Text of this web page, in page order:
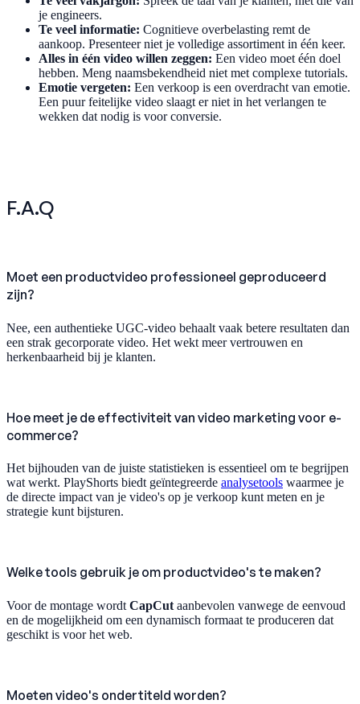
je engineers.
Te veel informatie: Cognitieve overbelasting remt de
aankoop. Presenteer niet je volledige assortiment in één keer.
Alles in één video willen zeggen: Een video moet één doel
hebben. Meng naamsbekendheid niet met complexe tutorials.
Emotie vergeten: Een verkoop is een overdracht van emotie.
Een puur feitelijke video slaagt er niet in het verlangen te
wekken dat nodig is voor conversie.
F.A.Q
Moet een productvideo professioneel geproduceerd
zijn?
Nee, een authentieke UGC-video behaalt vaak betere resultaten dan
een strak gecorporate video. Het wekt meer vertrouwen en
herkenbaarheid bij je klanten.
Hoe meet je de effectiviteit van video marketing voor e-
commerce?
Het bijhouden van de juiste statistieken is essentieel om te begrijpen
wat werkt. PlayShorts biedt geïntegreerde analysetools waarmee je
de directe impact van je video's op je verkoop kunt meten en je
strategie kunt bijsturen.
Welke tools gebruik je om productvideo's te maken?
Voor de montage wordt CapCut aanbevolen vanwege de eenvoud
en de mogelijkheid om een dynamisch formaat te produceren dat
geschikt is voor het web.
Moeten video's ondertiteld worden?